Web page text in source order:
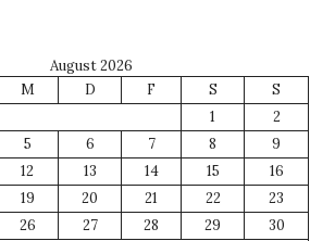
August 2026
M D F S
S
1
2
5 6 7 8
9
12 13 14 15
16
19 20 21 22
23
26 27 28 29
30